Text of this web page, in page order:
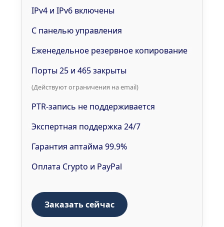
IPv4 и IPv6 включены
С панелью управления
Еженедельное резервное копирование
Порты 25 и 465 закрыты
(Действуют ограничения на email)
PTR-запись не поддерживается
Экспертная поддержка 24/7
Гарантия аптайма 99.9%
Оплата Crypto и PayPal
Заказать сейчас